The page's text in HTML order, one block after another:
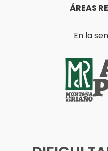
ÁREAS
En la